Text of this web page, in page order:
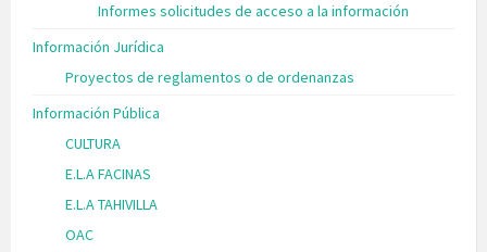
Informes solicitudes de acceso a la información
Información Jurídica
Proyectos de reglamentos o de ordenanzas
Información Pública
CULTURA
E.L.A FACINAS
E.L.A TAHIVILLA
OAC